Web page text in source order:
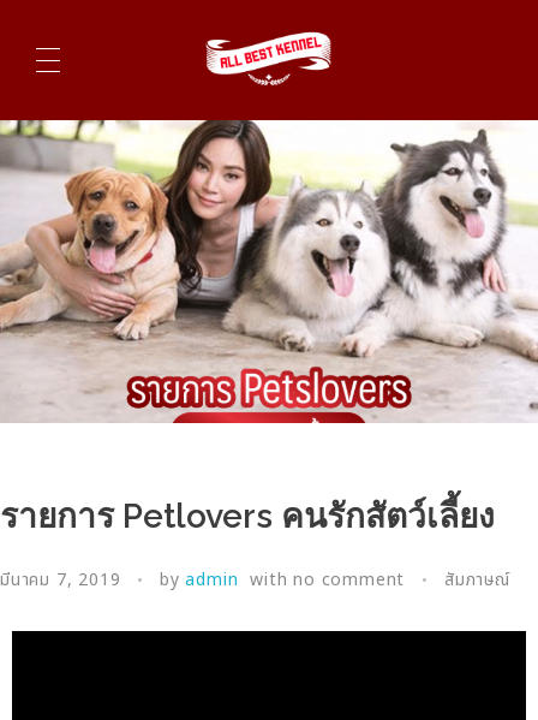
ไซบีเรียนฮัสกี้ ฟาร์มไซบีเรียนที่ดีที่สุดในไทย ติดต่อสอบถาม 0819119104
รายการ Petlovers คนรักสัตว์เลี้ยง
มีนาคม 7, 2019 by admin with no comment สัมภาษณ์